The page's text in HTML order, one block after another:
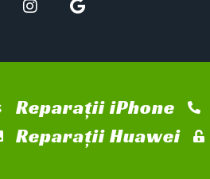
Reparații iPhone
Reparații Huawei